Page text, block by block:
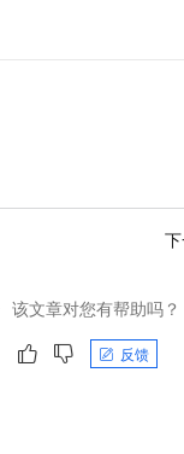
下
该文章对您有帮助吗？
反馈